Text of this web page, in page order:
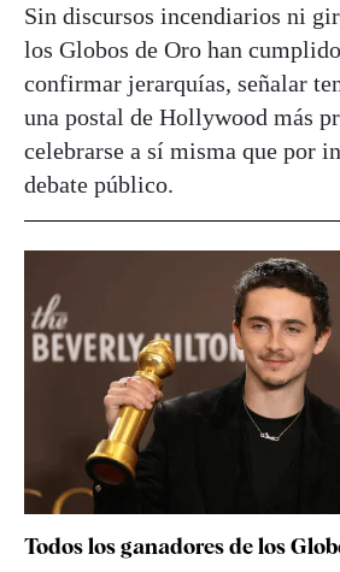
Sin discursos incendiarios ni
los Globos de Oro han
confirmar jerarquías, señalar
una postal de Hollywood más
celebrarse a sí misma que por
debate público.
Todos los ganadores de los